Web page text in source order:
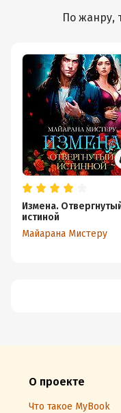
По жанру,
Измена.
истиной
Майарана Мистеру
О проекте
Что такое MyBook